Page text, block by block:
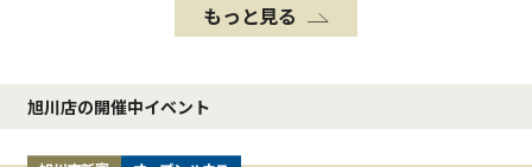
もっと見る
旭川店の開催中イベント